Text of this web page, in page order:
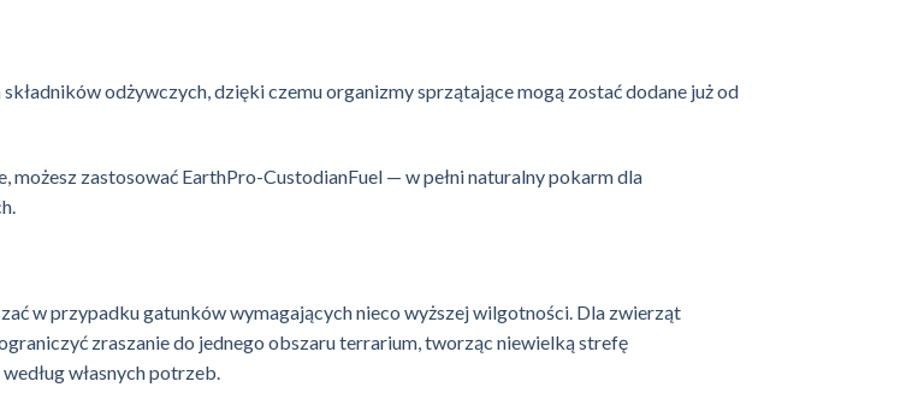
odżywczych, dzięki czemu organizmy sprzątające mogą zostać dodane już od
zastosować EarthPro-CustodianFuel — w pełni naturalny pokarm dla
w przypadku gatunków wymagających nieco wyższej wilgotności. Dla zwierząt
zraszanie do jednego obszaru terrarium, tworząc niewielką strefę
własnych potrzeb.